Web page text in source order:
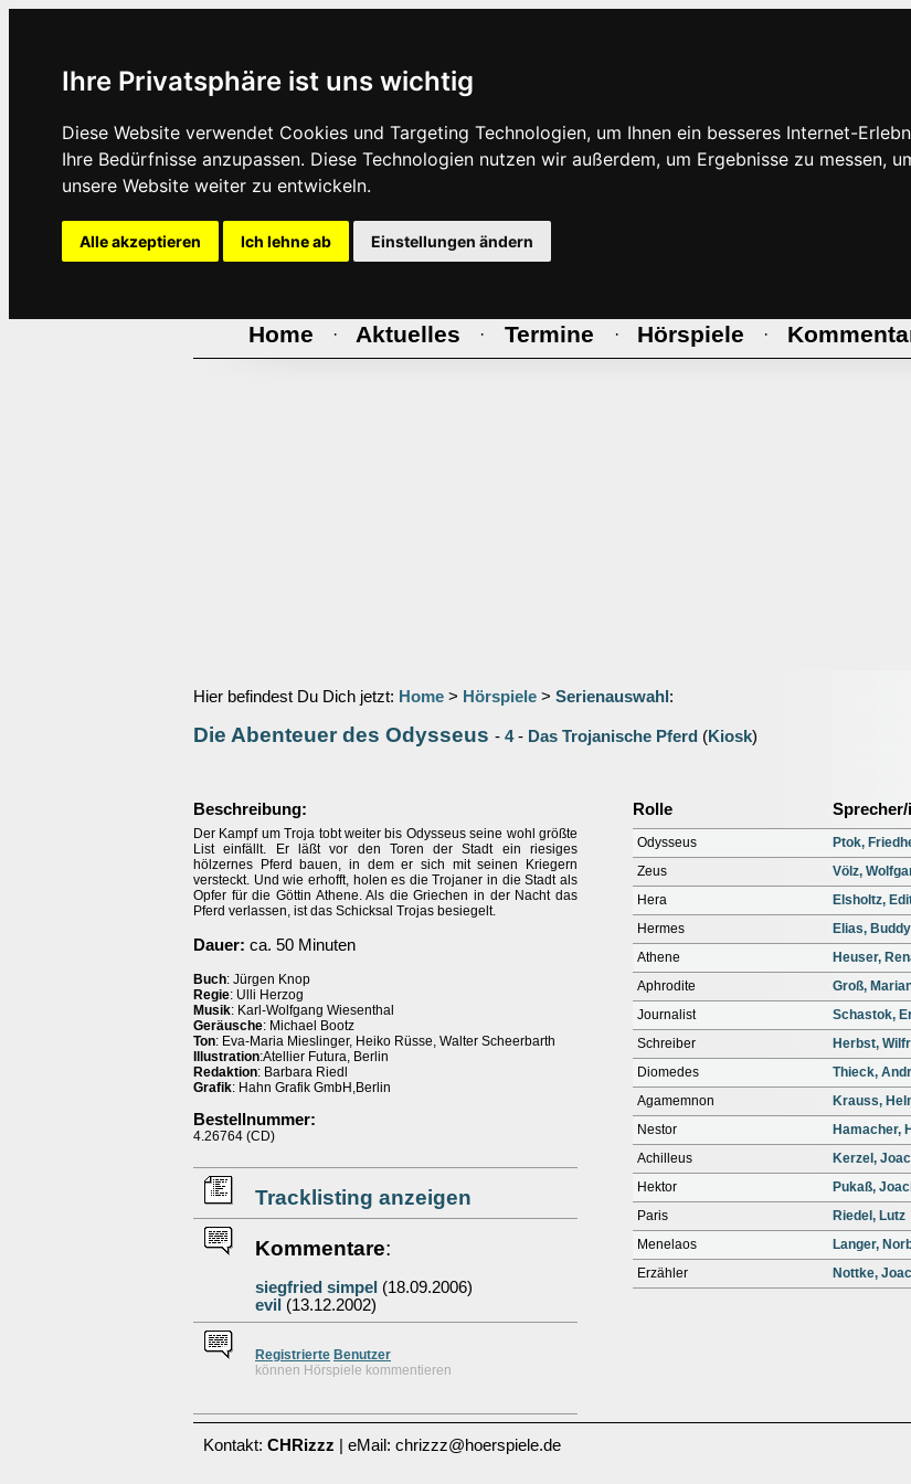
Ihre Privatsphäre ist uns wichtig
Diese Website verwendet Cookies und Targeting Technologien, um Ihnen ein besseres Internet-
Ihre Bedürfnisse anzupassen. Diese Technologien nutzen wir außerdem, um Ergebnisse zu messen,
unsere Website weiter zu entwickeln.
Alle akzeptieren Ich lehne ab Einstellungen ändern
Home · Aktuelles · Termine · Hörspiele ·
Hier befindest Du Dich jetzt: Home > Hörspiele > Serienauswahl :
Die Abenteuer des Odysseus - 4- Das Trojanische Pferd (Kiosk)
Beschreibung:
Der Kampf um Troja tobt weiter bis Odysseus seine wohl größte
List einfällt. Er läßt vor den Toren der Stadt ein riesiges
hölzernes Pferd bauen, in dem er sich mit seinen Kriegern
versteckt. Und wie erhofft, holen es die Trojaner in die Stadt als
Opfer für die Göttin Athene. Als die Griechen in der Nacht das
Pferd verlassen, ist das Schicksal Trojas besiegelt.
Dauer: ca. 50 Minuten
Buch: Jürgen Knop
Regie: Ulli Herzog
Musik: Karl-Wolfgang Wiesenthal
Geräusche: Michael Bootz
Ton: Eva-Maria Mieslinger, Heiko Rüsse, Walter Scheerbarth
Illustration:Atellier Futura, Berlin
Redaktion: Barbara Riedl
Grafik: Hahn Grafik GmbH,Berlin
Bestellnummer:
4.26764 (CD)
Tracklisting anzeigen
Kommentare:
siegfried simpel (18.09.2006)
evil (13.12.2002)
Registrierte Benutzer
können Hörspiele kommentieren
Rolle
Odysseus
Ptok,
Zeus
Völz,
Hera
Elsholtz,
Hermes
Elias, Buddy
Athene
Heuser,
Aphrodite
Groß,
Journalist
Schastok,
Schreiber
Herbst,
Diomedes
Thieck,
Agamemnon
Krauss,
Nestor
Hamacher,
Achilleus
Kerzel,
Hektor
Pukaß,
Paris
Riedel, Lutz
Menelaos
Langer,
Erzähler
Nottke,
Kontakt: CHRizzz | eMail: chrizzz@hoerspiele.de